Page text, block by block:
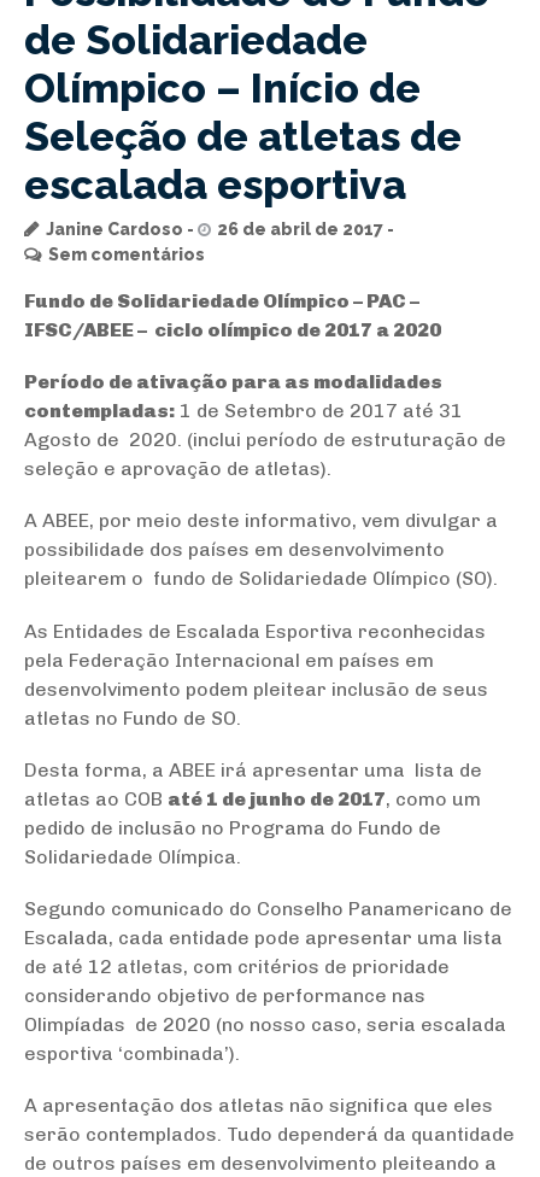
de Solidariedade
Olímpico – Início de
Seleção de atletas de
escalada esportiva
Janine Cardoso
26 de abril de 2017
Sem comentários
Fundo de Solidariedade Olímpico – PAC –
IFSC/ABEE – ciclo olímpico de 2017 a 2020
Período de ativação para as modalidades
contempladas: 1 de Setembro de 2017 até 31
Agosto de 2020. (inclui período de estruturação de
seleção e aprovação de atletas).
A ABEE, por meio deste informativo, vem divulgar a
possibilidade dos países em desenvolvimento
pleitearem o fundo de Solidariedade Olímpico (SO).
As Entidades de Escalada Esportiva reconhecidas
pela Federação Internacional em países em
desenvolvimento podem pleitear inclusão de seus
atletas no Fundo de SO.
Desta forma, a ABEE irá apresentar uma lista de
atletas ao COB até 1 de junho de 2017, como um
pedido de inclusão no Programa do Fundo de
Solidariedade Olímpica.
Segundo comunicado do Conselho Panamericano de
Escalada, cada entidade pode apresentar uma lista
de até 12 atletas, com critérios de prioridade
considerando objetivo de performance nas
Olimpíadas de 2020 (no nosso caso, seria escalada
esportiva ‘combinada’).
A apresentação dos atletas não significa que eles
serão contemplados. Tudo dependerá da quantidade
de outros países em desenvolvimento pleiteando a